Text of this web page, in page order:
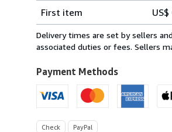
Shipping
rates
from
Germany
U.S.A.
quantity
First item
Delivery times are set by sellers
associated duties or fees. Sellers
Payment Methods
Check PayPal